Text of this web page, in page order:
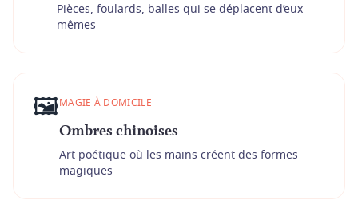
Pièces, foulards, balles qui se déplacent d’eux-
mêmes
🖼️MAGIE À DOMICILE
Ombres chinoises
Art poétique où les mains créent des formes
magiques